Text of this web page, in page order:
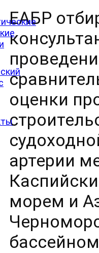
ЕАБР
оценки
артерии
морем и
бассейном